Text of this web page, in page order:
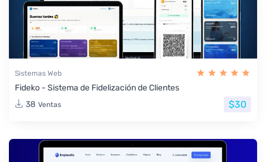
Sistemas Web
Fideko - Sistema de Fidelización de Clientes
38 Ventas $30